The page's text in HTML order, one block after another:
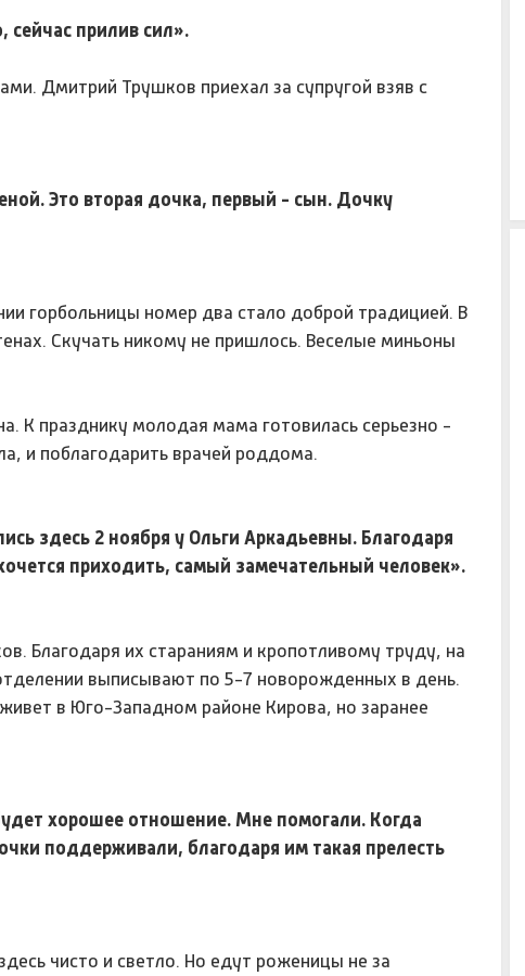
прилив сил».
Дмитрий Трушков приехал за супругой взяв с
Это вторая дочка, первый - сын. Дочку
горбольницы номер два стало доброй традицией. В
Скучать никому не пришлось. Веселые миньоны
К празднику молодая мама готовилась серьезно -
и поблагодарить врачей роддома.
здесь 2 ноября у Ольги Аркадьевны. Благодаря
приходить, самый замечательный человек».
Благодаря их стараниям и кропотливому труду, на
выписывают по 5-7 новорожденных в день.
в Юго-Западном районе Кирова, но заранее
хорошее отношение. Мне помогали. Когда
поддерживали, благодаря им такая прелесть
чисто и светло. Но едут роженицы не за